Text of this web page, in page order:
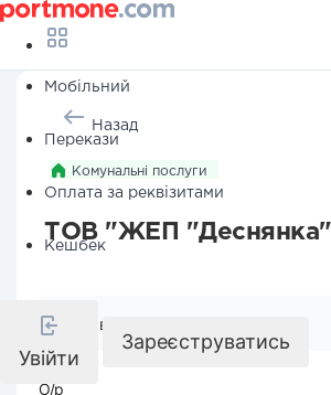
Мобільний
Перекази
Оплата за реквізитами
Кешбек
Увійти
Зареєструватись
Назад
Комунальні послуги
ТОВ "ЖЕП "Деснянка"
Реквізити компанії
О/р